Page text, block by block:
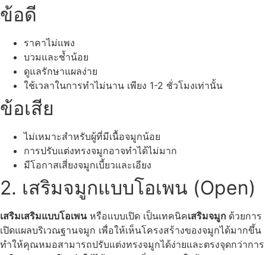
ข้อดี
ราคาไม่แพง
บวมและช้ำน้อย
ดูแลรักษาแผลง่าย
ใช้เวลาในการทำไม่นาน เพียง 1-2 ชั่วโมงเท่านั้น
ข้อเสีย
ไม่เหมาะสำหรับผู้ที่มีเนื้อจมูกน้อย
การปรับแต่งทรงจมูกอาจทำได้ไม่มาก
มีโอกาสเสี่ยงจมูกเบี้ยวและเอียง
2. เสริมจมูกแบบโอเพน (Open)
เสริมเสริมแบบโอเพนหรือแบบเปิด เป็นเทคนิคเสริมจมูก ด้วยการ
เปิดแผลบริเวณฐานจมูก เพื่อให้เห็นโครงสร้างของจมูกได้มากขึ้น
ทำให้คุณหมอสามารถปรับแต่งทรงจมูกได้ง่ายและตรงจุดกว่าการ